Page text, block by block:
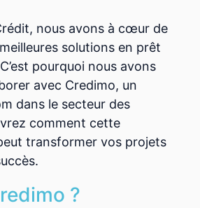
nous avons à cœur de
solutions en prêt
pourquoi nous avons
avec Credimo, un
dans le secteur des
comment cette
transformer vos projets
?